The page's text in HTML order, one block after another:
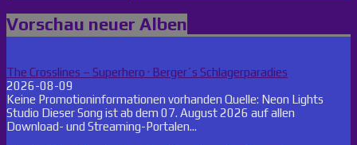
Vorschau neuer Alben
The Crosslines – Superhero · Berger´s Schlagerparadies
2026-08-09
Keine Promotioninformationen vorhanden Quelle: Neon Lights
Studio Dieser Song ist ab dem 07. August 2026 auf allen
Download- und Streaming-Portalen...